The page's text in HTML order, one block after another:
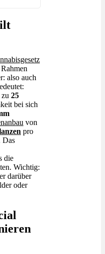
also auch
25
bei sich
von
pro
Das
die
Wichtig:
darüber
oder